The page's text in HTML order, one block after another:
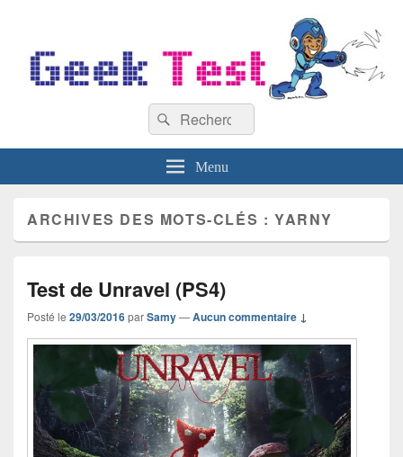
Recherche :
Rechercher
Menu
ARCHIVES DES MOTS-CLÉS :YARNY
Test de Unravel (PS4)
Posté le 29/03/2016parSamy—Aucun commentaire ↓